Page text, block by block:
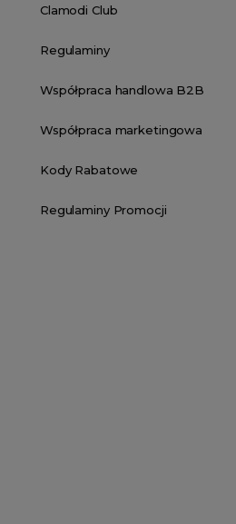
Clamodi Club
Regulaminy
Współpraca handlowa B2B
Współpraca marketingowa
Kody Rabatowe
Regulaminy Promocji